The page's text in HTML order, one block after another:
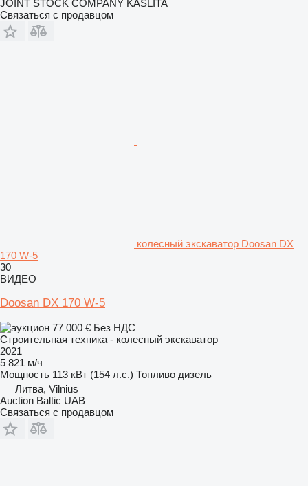
JOINT STOCK COMPANY KASLITA
Связаться с продавцом
колесный экскаватор Doosan DX
170 W-5
30
ВИДЕО
Doosan DX 170 W-5
77 000 € Без НДС
Строительная техника - колесный экскаватор
2021
5 821 м/ч
Мощность 113 кВт (154 л.с.) Топливо дизель
Литва, Vilnius
Auction Baltic UAB
Связаться с продавцом